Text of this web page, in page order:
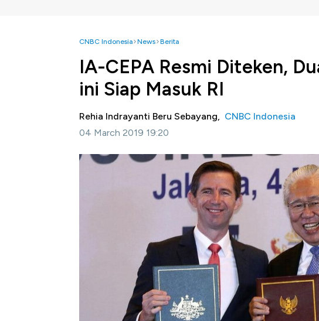
CNBC Indonesia News Berita
IA-CEPA Resmi Diteken,
ini Siap Masuk RI
Rehia Indrayanti Beru Sebayang, CNBC Indonesia
04 March 2019 19:20